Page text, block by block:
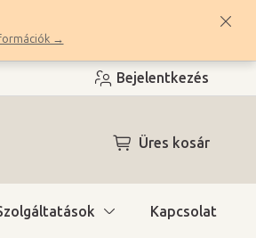
→
Bejelentkezés
KOSÁR
Üres kosár
Kapcsolat